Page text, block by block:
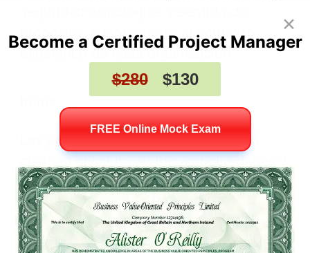
propósito, adaptándolas al contexto
específico de cada organización.
Las preguntas deben formularse con
claridad absoluta, evitar ambigüedades y
secuenciarse desde lo general hasta lo
más sensible, situando los datos
demográficos al final para preservar la
confidencialidad.
×
Become a Certified Project Manager
$280 $130
FREE Online Mock Exam